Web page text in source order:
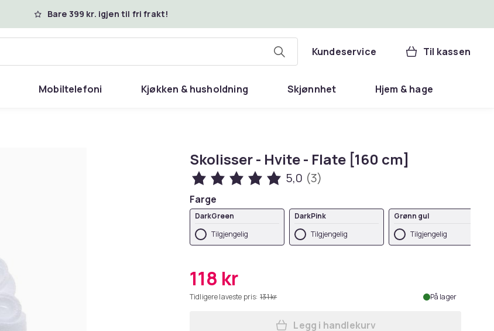
Bare 399 kr. igjen til fri frakt!
Kundeservice Til kassen
Mobiltelefoni Kjøkken & husholdning Skjønnhet Hjem & hage
Skolisser - Hvite - Flate [160 cm]
5,0 (3)
Farge
DarkGreen
Tilgjengelig
DarkPink
Tilgjengelig
Grønn gul
Tilgjengelig
118 kr
Tidligere laveste pris: 131 kr På lager
Legg i handlekurv